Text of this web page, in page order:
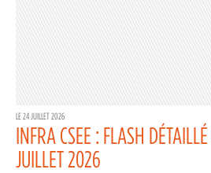
LE 24 JUILLET 2026
INFRA CSEE : FLASH
JUILLET 2026